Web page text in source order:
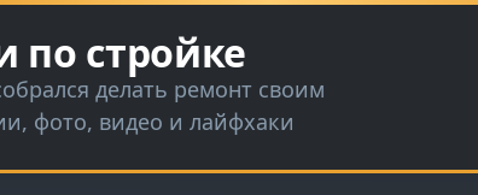
по стройке
делать ремонт своим
фото, видео и лайфхаки